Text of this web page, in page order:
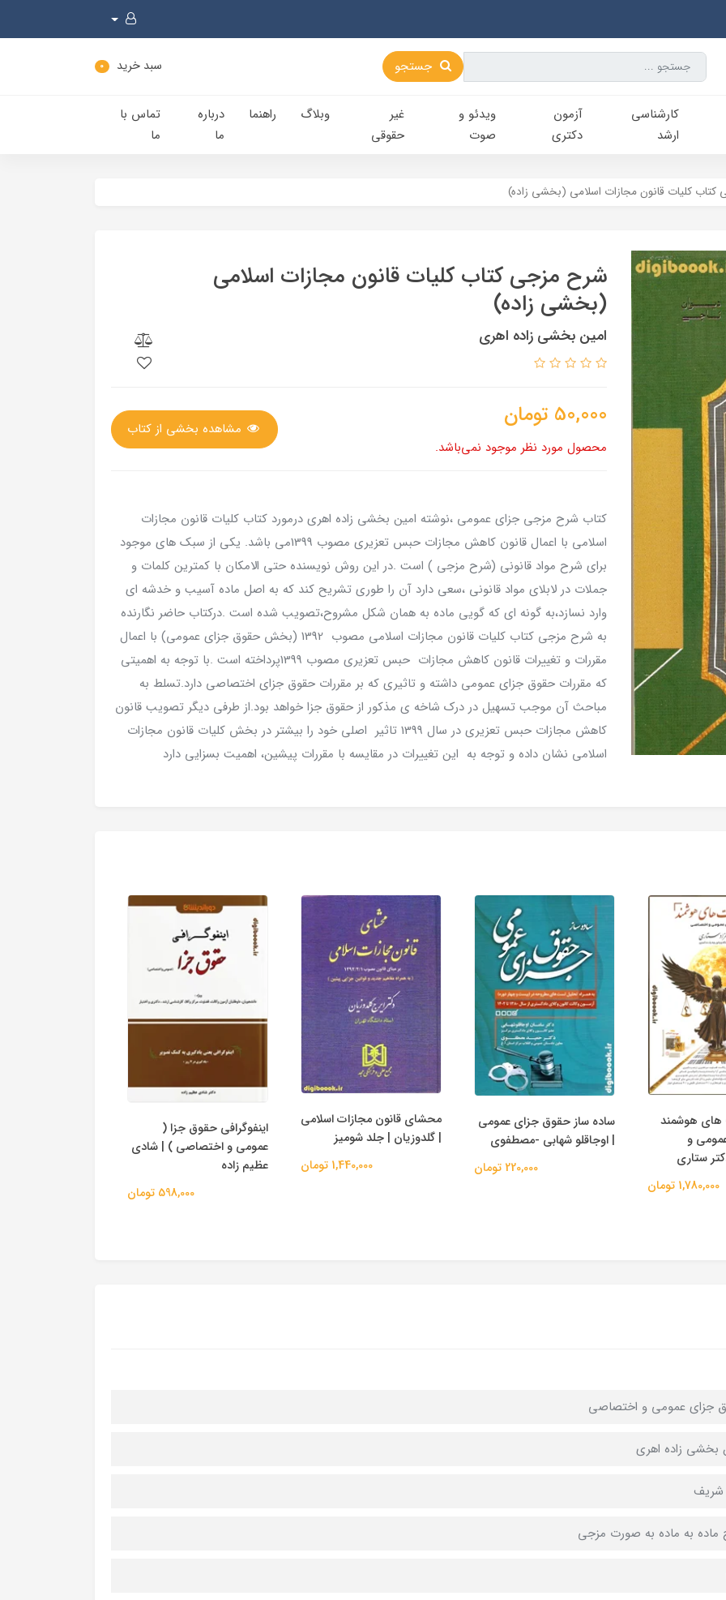
جستجو سبد خرید 0
کارشناسی‌
ارشد
آزمون
دکتری
ویدئو و
صوت
غیر
حقوقی
وبلاگ راهنما
درباره
ما
تماس با
ما
کلیات قانون مجازات اسلامی (بخشی زاده)
شرح مزجی کتاب کلیات قانون مجازات اسلامی
(بخشی زاده)
امین بخشی زاده اهری
50,000 تومان
محصول مورد نظر موجود نمی‌باشد.
مشاهده بخشی از کتاب
کتاب شرح مزجی جزای عمومی ،نوشته امین بخشی زاده اهری درمورد کتاب کلیات قانون مجازات
اسلامی با اعمال قانون کاهش مجازات حبس تعزیری مصوب 1399می باشد. یکی از سبک های موجود
برای شرح مواد قانونی (شرح مزجی ) است .در این روش نویسنده حتی الامکان با کمترین کلمات و
جملات در لابلای مواد قانونی ،سعی دارد آن را طوری تشریح کند که به اصل ماده آسیب و خدشه ای
وارد نسازد،به گونه ای که گویی ماده به همان شکل مشروح،تصویب شده است .درکتاب حاضر نگارنده
به شرح مزجی کتاب کلیات قانون مجازات اسلامی مصوب 1392 (بخش حقوق جزای عمومی) با اعمال
مقررات و تغییرات قانون کاهش مجازات حبس تعزیری مصوب 1399پرداخته است .با توجه به اهمیتی
که مقررات حقوق جزای عمومی داشته و تاثیری که بر مقررات حقوق جزای اختصاصی دارد.تسلط به
مباحث آن موجب تسهیل در درک شاخه ی مذکور از حقوق جزا خواهد بود.از طرفی دیگر تصویب قانون
کاهش مجازات حبس تعزیری در سال 1399 تاثیر اصلی خود را بیشتر در بخش کلیات قانون مجازات
اسلامی نشان داده و توجه به این تغییرات در مقایسه با مقررات پیشین، اهمیت بسزایی دارد
هوشمند
و
ستاری
1,780,000 تومان
ساده ساز حقوق جزای عمومی
| اوجاقلو شهابی -مصطفوی
220,000 تومان
محشای قانون مجازات اسلامی
| گلدوزیان | جلد شومیز
1,440,000 تومان
اینفوگرافی حقوق جزا (
عمومی و اختصاصی ) | شادی
عظیم زاده
598,000 تومان
جزای عمومی و اختصاصی
بخشی زاده اهری
شریف
ماده به ماده به صورت مزجی